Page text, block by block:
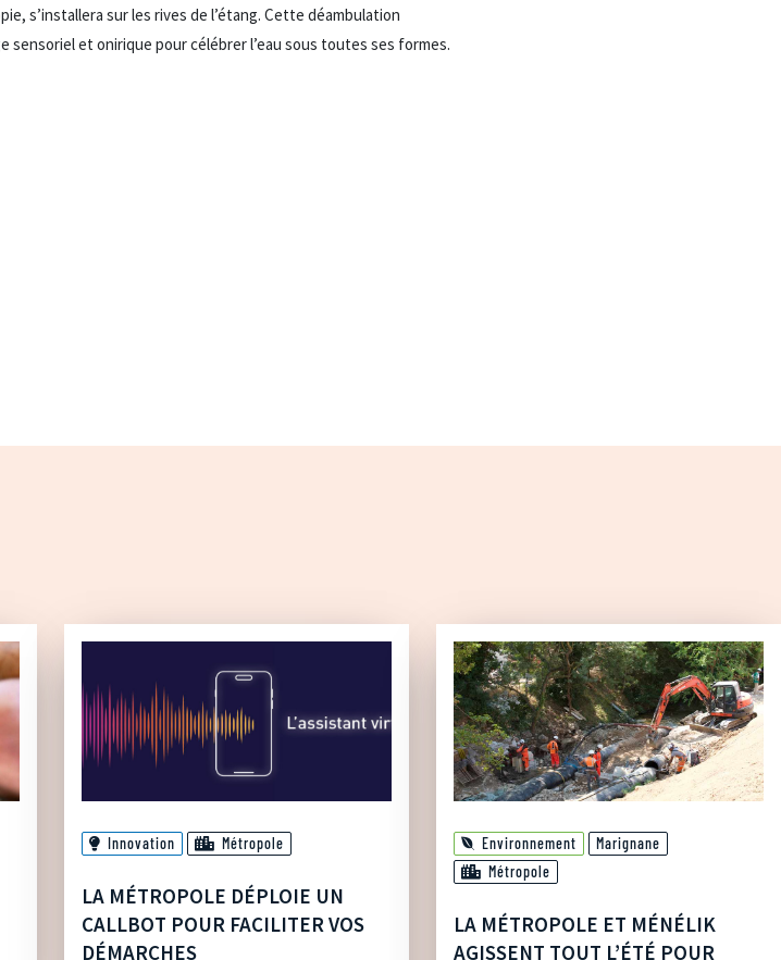
s’installera sur les rives de l’étang. Cette déambulation
sensoriel et onirique pour célébrer l’eau sous toutes ses formes.
Innovation Métropole
LA MÉTROPOLE DÉPLOIE UN
CALLBOT POUR FACILITER VOS
DÉMARCHES
Environnement
Marignane
Métropole
LA MÉTROPOLE ET MÉNÉLIK
AGISSENT TOUT L’ÉTÉ POUR